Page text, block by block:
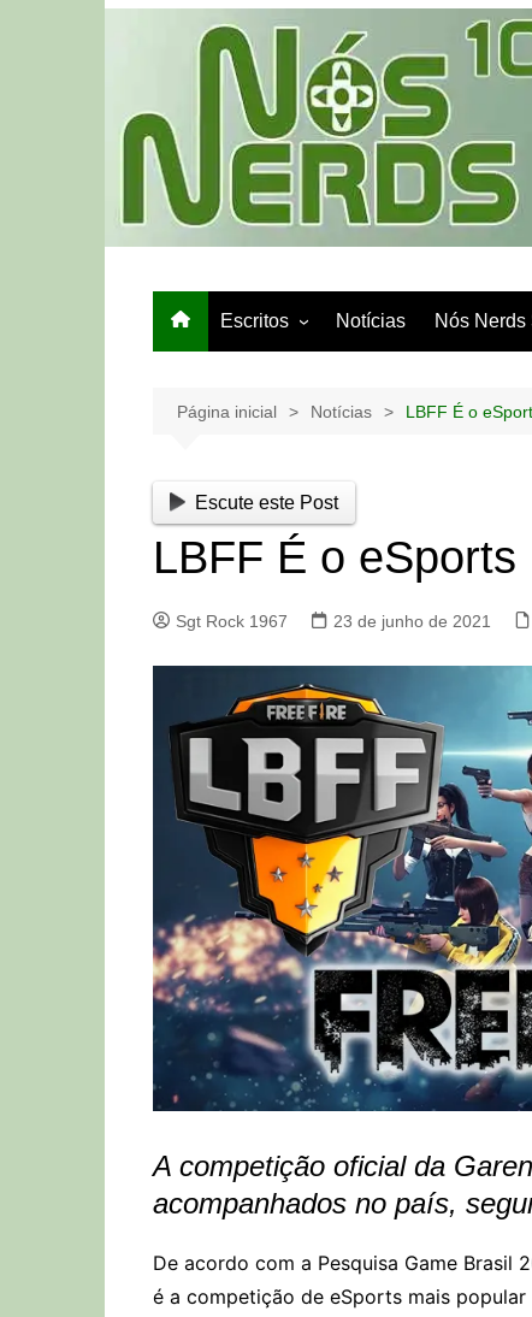
Escritos
Papo de Bar
Notícias Nós Nerds
Página inicial Notícias LBFF É o
Escute este Post
LBFF É o
Sgt Rock 1967 23 de junho de 2021
A competição oficial da
acompanhados no país, s
De acordo com a Pesquisa Game Brasil
é a competição de eSports mais